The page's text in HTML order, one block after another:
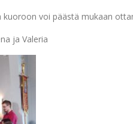
kuoroon voi päästä mukaan
ja Valeria